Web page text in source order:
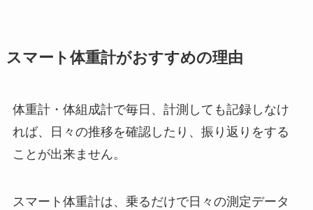
スマート体重計がおすすめの理由
体重計・体組成計で毎日、計測しても記録しなけ
れば、日々の推移を確認したり、振り返りをする
ことが出来ません。
スマート体重計は、乗るだけで日々の測定データ